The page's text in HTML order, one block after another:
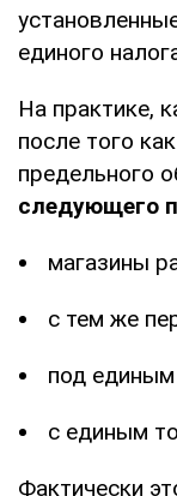
единого
На практике,
после того
предельного
следующего
магазины
с тем же
под
с единым
Фактически